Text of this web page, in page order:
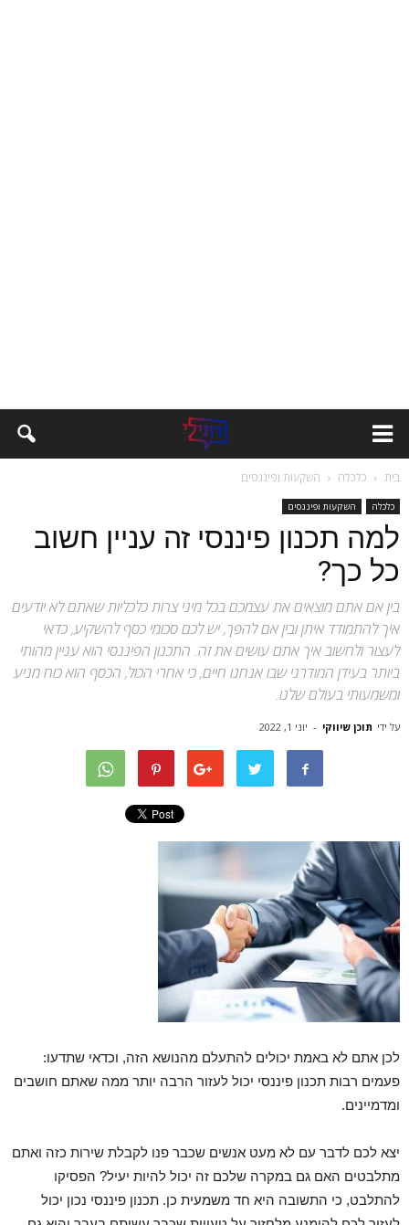
בית כלכלה השקעות ופיננסים
כלכלה השקעות ופיננסים
למה תכנון פיננסי זה עניין חשוב
כל כך?
בין אם אתם מוצאים את עצמכם בכל מיני צרות כלכליות שאתם לא יודעים
איך להתמודד איתן ובין אם להפך, יש לכם סכומי כסף להשקיע, כדאי
לעצור ולחשוב איך אתם עושים את זה. התכנון הפיננסי הוא עניין מהותי
ביותר בעידן המודרני שבו אנחנו חיים, כי אחרי הכול, הכסף הוא כוח מניע
ומשמעותי בעולם שלנו.
על ידי תוכן שיווקי - יוני 1, 2022
לכן אתם לא באמת יכולים להתעלם מהנושא הזה, וכדאי שתדעו:
פעמים רבות תכנון פיננסי יכול לעזור הרבה יותר ממה שאתם חושבים
ומדמיינים.
יצא לכם לדבר עם לא מעט אנשים שכבר פנו לקבלת שירות כזה ואתם
מתלבטים האם גם במקרה שלכם זה יכול להיות יעיל? הפסיקו
להתלבט, כי התשובה היא חד משמעית כן. תכנון פיננסי נכון יכול